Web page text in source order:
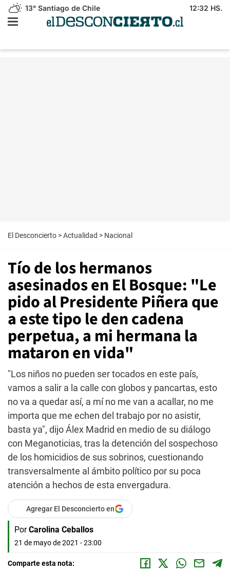
13° Santiago de Chile 12:32 HS.
El Desconcierto >Actualidad > Nacional
Tío de los hermanos
asesinados en El Bosque: "Le
pido al Presidente Piñera que
a este tipo le den cadena
perpetua, a mi hermana la
mataron en vida"
"Los niños no pueden ser tocados en este país,
vamos a salir a la calle con globos y pancartas, esto
no va a quedar así, a mí no me van a acallar, no me
importa que me echen del trabajo por no asistir,
basta ya", dijo Álex Madrid en medio de su diálogo
con Meganoticias, tras la detención del sospechoso
de los homicidios de sus sobrinos, cuestionando
transversalmente al ámbito político por su poca
atención a hechos de esta envergadura.
Agregar El Desconcierto en
Por Carolina Ceballos
21 de mayo de 2021 - 23:00
Comparte esta nota: